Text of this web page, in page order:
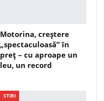
Motorina, creștere
„spectaculoasă” în
preț – cu aproape un
leu, un record
STIRI